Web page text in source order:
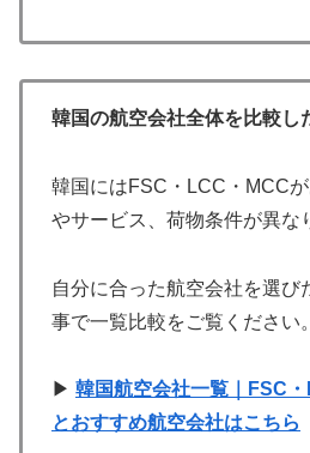
韓国の航空会社全体を比較し
韓国にはFSC・LCC・MCC
やサービス、荷物条件が異な
自分に合った航空会社を選び
事で一覧比較をご覧ください。
▶ 韓国航空会社一覧｜FSC
とおすすめ航空会社はこちら